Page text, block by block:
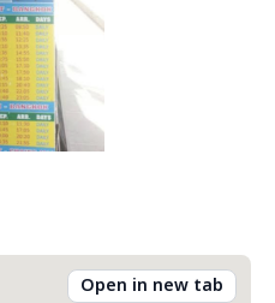
Open in new tab